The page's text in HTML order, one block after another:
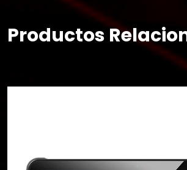
Productos